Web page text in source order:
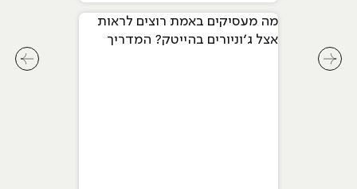
מה מעסיקים באמת רוצים לראות
אצל ג׳וניורים בהייטק? המדריך
לחץ לחץ לשיקופית קודמת בסליידר מאמרים